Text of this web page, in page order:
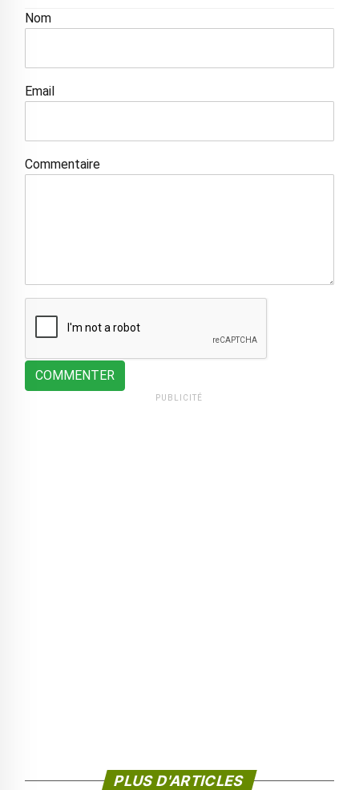
Nom
Email
Commentaire
COMMENTER
PUBLICITÉ
PLUS D'ARTICLES